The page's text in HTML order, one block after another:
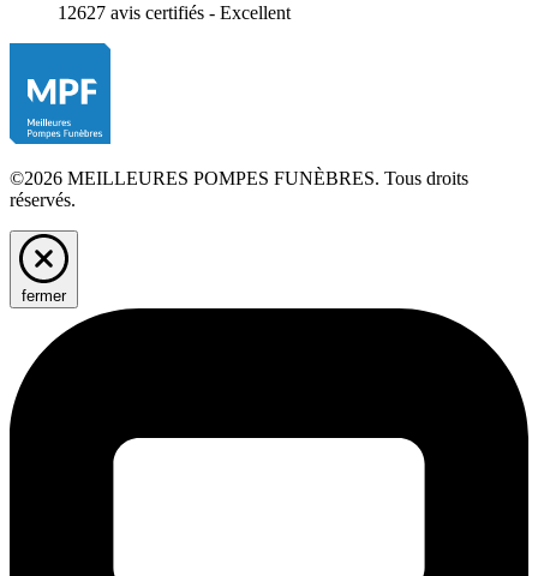
12627 avis certifiés - Excellent
©2026 MEILLEURES POMPES FUNÈBRES. Tous droits
réservés.
fermer